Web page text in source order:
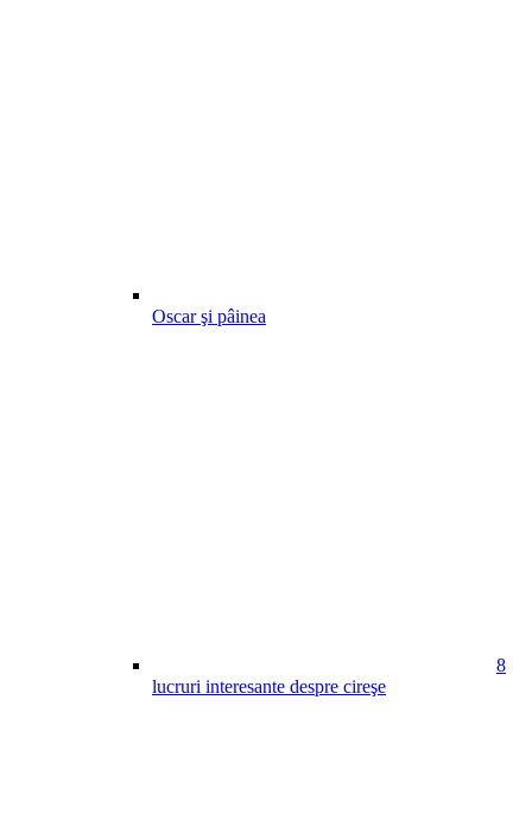
Oscar şi pâinea
8
lucruri interesante despre cireşe